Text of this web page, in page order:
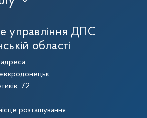
управління ДПС
області
72
розташування: